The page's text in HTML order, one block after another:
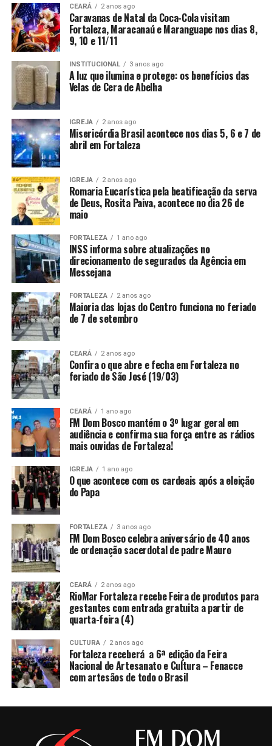
CEARÁ 2 anos ago
Caravanas de Natal da Coca-Cola visitam
Fortaleza, Maracanaú e Maranguape nos dias 8,
9, 10 e 11/11
INSTITUCIONAL 3 anos ago
A luz que ilumina e protege: os benefícios das
Velas de Cera de Abelha
IGREJA 2 anos ago
Misericórdia Brasil acontece nos dias 5, 6 e 7 de
abril em Fortaleza
IGREJA 2 anos ago
Romaria Eucarística pela beatificação da serva
de Deus, Rosita Paiva, acontece no dia 26 de
maio
FORTALEZA 1 ano ago
INSS informa sobre atualizações no
direcionamento de segurados da Agência em
Messejana
FORTALEZA 2 anos ago
Maioria das lojas do Centro funciona no feriado
de 7 de setembro
CEARÁ 2 anos ago
Confira o que abre e fecha em Fortaleza no
feriado de São José (19/03)
CEARÁ 1 ano ago
FM Dom Bosco mantém o 3º lugar geral em
audiência e confirma sua força entre as rádios
mais ouvidas de Fortaleza!
IGREJA 1 ano ago
O que acontece com os cardeais após a eleição
do Papa
FORTALEZA 3 anos ago
FM Dom Bosco celebra aniversário de 40 anos
de ordenação sacerdotal de padre Mauro
CEARÁ 2 anos ago
RioMar Fortaleza recebe Feira de produtos para
gestantes com entrada gratuita a partir de
quarta-feira (4)
CULTURA 2 anos ago
Fortaleza receberá a 6ª edição da Feira
Nacional de Artesanato e Cultura – Fenacce
com artesãos de todo o Brasil